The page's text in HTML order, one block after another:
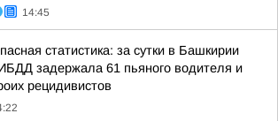
14:45
статистика: за сутки в Башкирии
задержала 61 пьяного водителя и
рецидивистов